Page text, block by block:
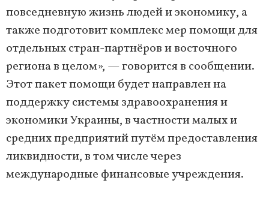
повседневную жизнь людей и экономику, а
также подготовит комплекс мер помощи для
отдельных стран-партнёров и восточного
региона в целом», — говорится в сообщении.
Этот пакет помощи будет направлен на
поддержку системы здравоохранения и
экономики Украины, в частности малых и
средних предприятий путём предоставления
ликвидности, в том числе через
международные финансовые учреждения.